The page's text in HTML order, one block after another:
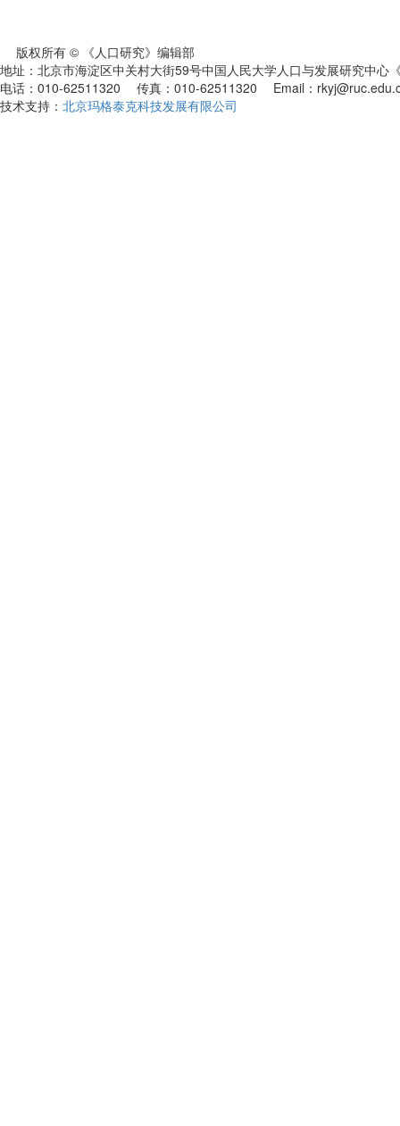
版权所有 © 《人口研究》编辑部
地址：北京市海淀区中关村大街59号中国人民大学人口与发展研究中
电话：010-62511320 传真：010-62511320 Email：
技术支持： 北京玛格泰克科技发展有限公司